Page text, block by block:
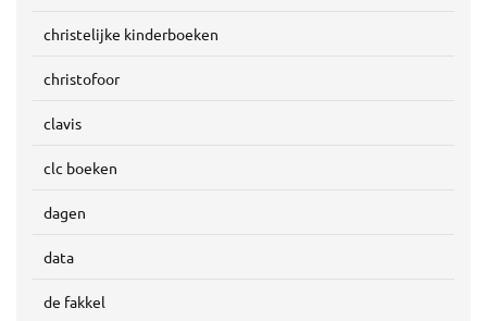
christelijke kinderboeken
christofoor
clavis
clc boeken
dagen
data
de fakkel